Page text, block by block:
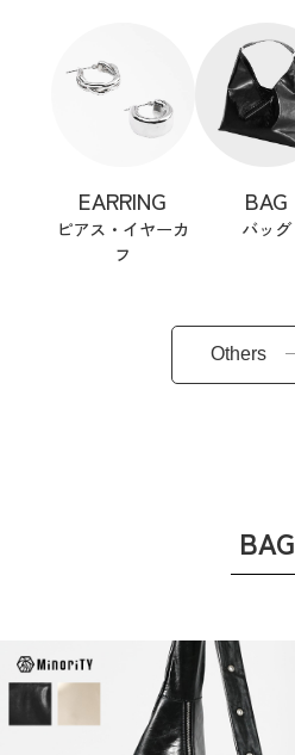
EARRING
ピアス・イヤーカ
フ
BAG
バッグ
Others
BAG